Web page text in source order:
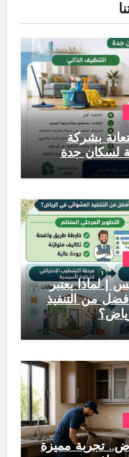
بشركة
لسكان جدة
| لماذا يعتبر
من التنفيذ
تجربة مميزة